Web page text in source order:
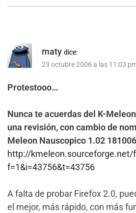
maty dice:
23 octubre 2006 a las 11:03
Protestooo…
Nunca te acuerdas del K-
una revisión, con cambio de
Meleon Nauscopico 1.02 181006
http://kmeleon.sourceforge.net/
f=1&i=43756&t=43756
A falta de probar Firefox 2.0,
el mejor, más rápido, con más